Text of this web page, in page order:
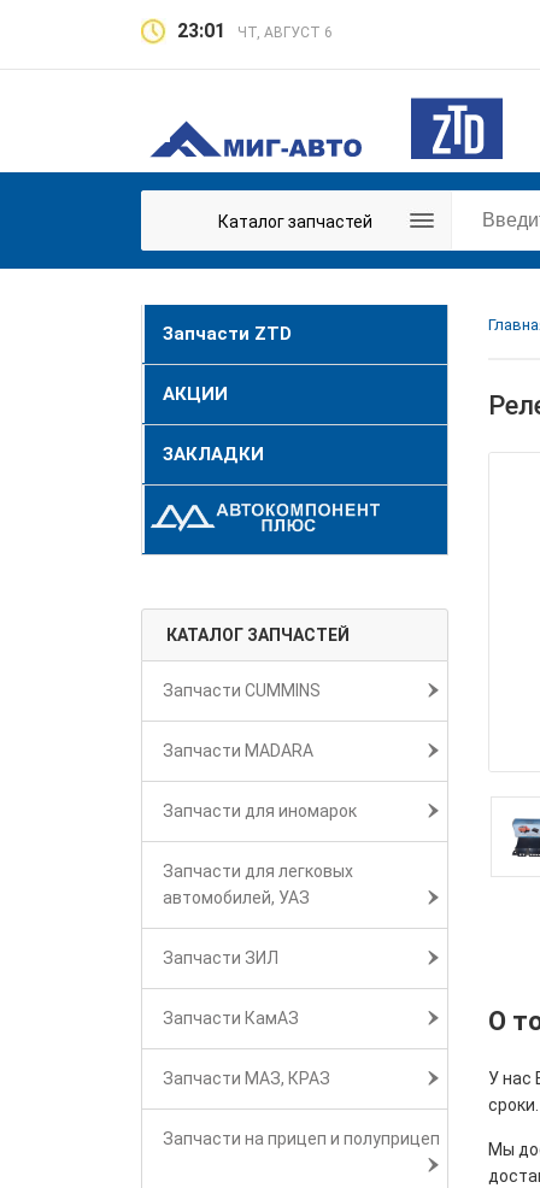
23:01 ЧТ, АВГУСТ 6
Каталог запчастей
Запчасти ZTD
АКЦИИ
ЗАКЛАДКИ
КАТАЛОГ ЗАПЧАСТЕЙ
Запчасти CUMMINS
Запчасти MADARA
Запчасти для иномарок
Запчасти для легковых
автомобилей, УАЗ
Запчасти ЗИЛ
Запчасти КамАЗ
Запчасти МАЗ, КРАЗ
Запчасти на прицеп и полуприцеп
О
У нас
сроки.
Мы